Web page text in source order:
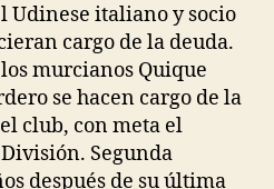
Udinese italiano y socio
cargo de la deuda.
murcianos Quique
se hacen cargo de la
club, con meta el
Segunda
después de su última